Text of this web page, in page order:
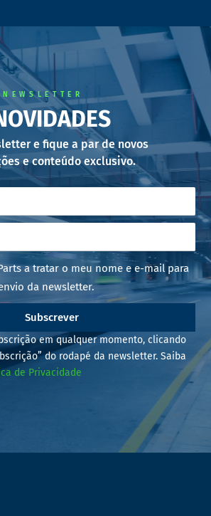
e fique a par de novos
e conteúdo exclusivo.
a tratar o meu nome e e-mail para
da newsletter.
Subscrever
em qualquer momento, clicando
do rodapé da newsletter. Saiba
de Privacidade